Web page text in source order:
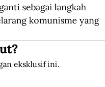
sebagai langkah
komunisme yang
eksklusif ini.